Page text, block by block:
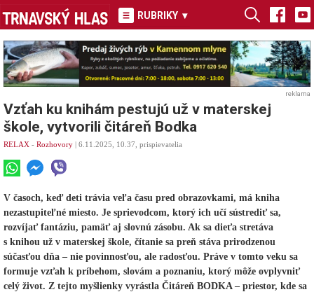
RUBRIKY ▾
reklama
Vzťah ku knihám pestujú už v materskej
škole, vytvorili čitáreň Bodka
RELAX - Rozhovory | 6.11.2025, 10.37, prispievatelia
V časoch, keď deti trávia veľa času pred obrazovkami, má kniha
nezastupiteľné miesto. Je sprievodcom, ktorý ich učí sústrediť sa,
rozvíjať fantáziu, pamäť aj slovnú zásobu. Ak sa dieťa stretáva
s knihou už v materskej škole, čítanie sa preň stáva prirodzenou
súčasťou dňa – nie povinnosťou, ale radosťou. Práve v tomto veku sa
formuje vzťah k príbehom, slovám a poznaniu, ktorý môže ovplyvniť
celý život. Z tejto myšlienky vyrástla Čitáreň BODKA – priestor, kde sa